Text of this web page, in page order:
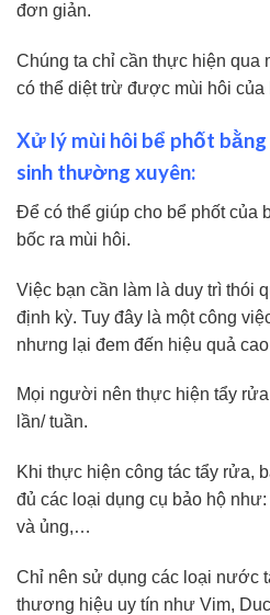
đơn giản.
Chúng ta chỉ cần thực hiện qua
có thể diệt trừ được mùi hôi của
Xử lý mùi hôi bể phốt
sinh thường xuyên:
Để có thể giúp cho bể phốt của
bốc ra mùi hôi.
Việc bạn cần làm là duy trì thói
định kỳ. Tuy đây là một công
nhưng lại đem đến hiệu quả
Mọi người nên thực hiện tẩy
lần/ tuần.
Khi thực hiện công tác tẩy rửa,
đủ các loại dụng cụ bảo hộ
và ủng,…
Chỉ nên sử dụng các loại nước
thương hiệu uy tín như Vim,